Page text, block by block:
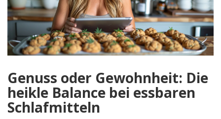
Genuss oder Gewohnheit: Die
heikle Balance bei essbaren
Schlafmitteln